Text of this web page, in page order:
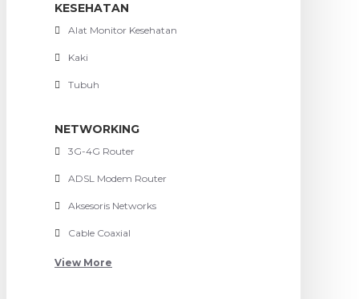
KESEHATAN
Alat Monitor Kesehatan
Kaki
Tubuh
NETWORKING
3G-4G Router
ADSL Modem Router
Aksesoris Networks
Cable Coaxial
View More